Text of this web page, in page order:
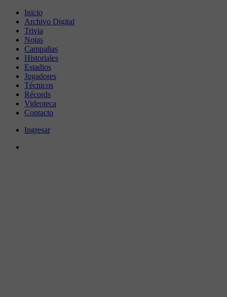
Inicio
Archivo Digital
Trivia
Notas
Campañas
Historiales
Estadios
Jugadores
Técnicos
Récords
Videoteca
Contacto
Ingresar